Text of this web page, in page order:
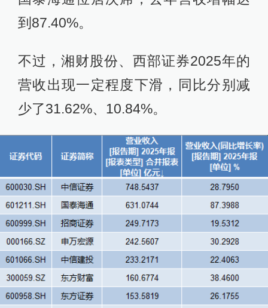
到87.40%。
不过，湘财股份、西部证券2025年的
营收出现一定程度下滑，同比分别减
少了31.62%、10.84%。